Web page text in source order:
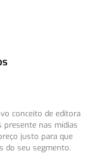
conceito de editora
presente nas mídias
justo para que
do seu segmento.